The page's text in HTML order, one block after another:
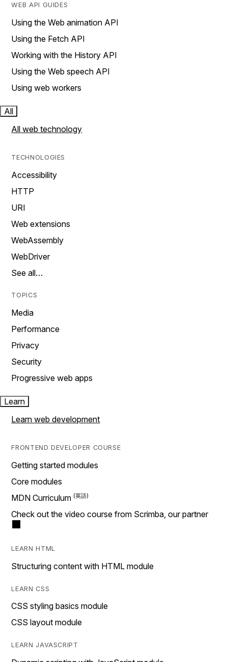
WEB API GUIDES
Using the Web animation API
Using the Fetch API
Working with the History API
Using the Web speech API
Using web workers
All
All web technology
TECHNOLOGIES
Accessibility
HTTP
URI
Web extensions
WebAssembly
WebDriver
See all…
TOPICS
Media
Performance
Privacy
Security
Progressive web apps
Learn
Learn web development
FRONTEND DEVELOPER COURSE
Getting started modules
Core modules
MDN Curriculum
Check out the video course from Scrimba, our partner
LEARN HTML
Structuring content with HTML module
LEARN CSS
CSS styling basics module
CSS layout module
LEARN JAVASCRIPT